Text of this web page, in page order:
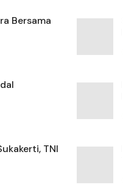
Bersama
TNI